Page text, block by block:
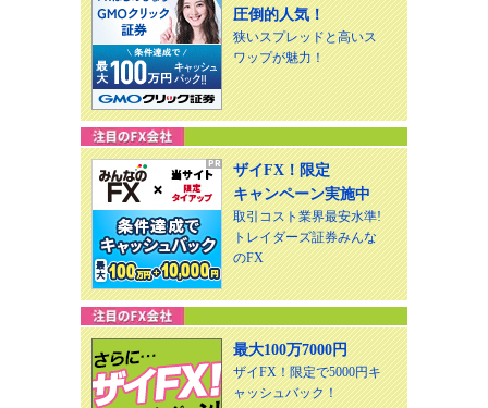
圧倒的人気！
狭いスプレッドと高いス
ワップが魅力！
ザイFX！限定
キャンペーン実施中
取引コスト業界最安水準!
トレイダーズ証券みんな
のFX
最大100万7000円
ザイFX！限定で5000円キ
ャッシュバック！